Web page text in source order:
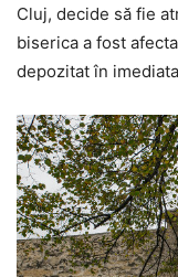
Cluj, decide să fie
biserica a fost
depozitat în